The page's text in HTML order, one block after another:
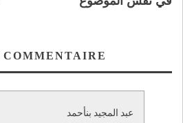
COMMENTAIRE
عبد المجيد بنأحمد